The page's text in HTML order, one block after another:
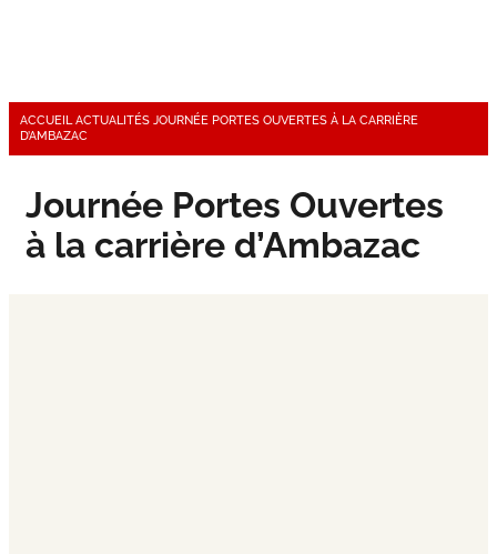
ACCUEIL ACTUALITÉS JOURNÉE PORTES OUVERTES À LA CARRIÈRE
D’AMBAZAC
Journée Portes Ouvertes
à la carrière d’Ambazac